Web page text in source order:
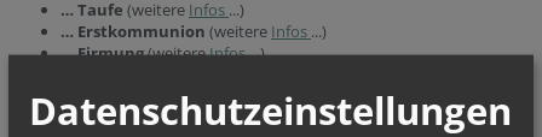
… Taufe (weitere Infos ...)
… Erstkommunion (weitere Infos ...)
… Firmung(weitereInfos...)
… Beerdigung
(weitereInfos ...)
Datenschutzeinstellungen